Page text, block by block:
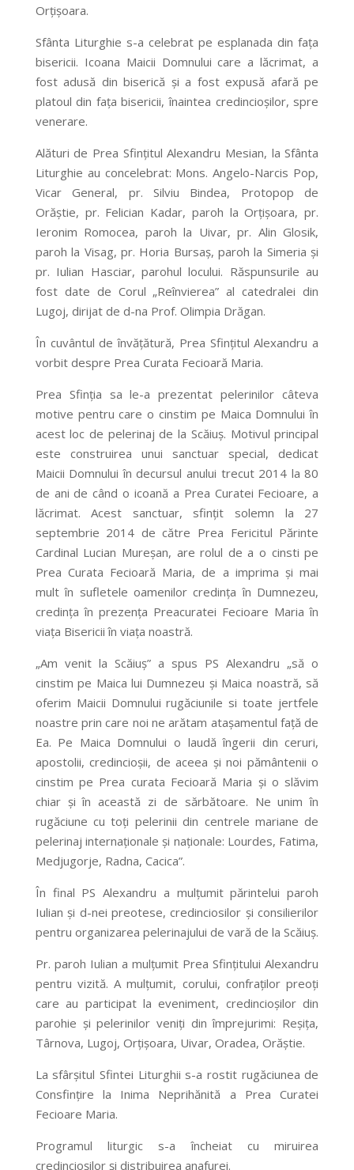
Orţişoara.
Sfânta Liturghie s-a celebrat pe esplanada din faţa
bisericii. Icoana Maicii Domnului care a lăcrimat, a
fost adusă din biserică şi a fost expusă afară pe
platoul din faţa bisericii, înaintea credincioşilor, spre
venerare.
Alături de Prea Sfinţitul Alexandru Mesian, la Sfânta
Liturghie au concelebrat: Mons. Angelo-Narcis Pop,
Vicar General, pr. Silviu Bindea, Protopop de
Orăştie, pr. Felician Kadar, paroh la Orţişoara, pr.
Ieronim Romocea, paroh la Uivar, pr. Alin Glosik,
paroh la Visag, pr. Horia Bursaş, paroh la Simeria şi
pr. Iulian Hasciar, parohul locului. Răspunsurile au
fost date de Corul „Reînvierea” al catedralei din
Lugoj, dirijat de d-na Prof. Olimpia Drăgan.
În cuvântul de învățătură, Prea Sfinţitul Alexandru a
vorbit despre Prea Curata Fecioară Maria.
Prea Sfinţia sa le-a prezentat pelerinilor câteva
motive pentru care o cinstim pe Maica Domnului în
acest loc de pelerinaj de la Scăiuş. Motivul principal
este construirea unui sanctuar special, dedicat
Maicii Domnului în decursul anului trecut 2014 la 80
de ani de când o icoană a Prea Curatei Fecioare, a
lăcrimat. Acest sanctuar, sfinţit solemn la 27
septembrie 2014 de către Prea Fericitul Părinte
Cardinal Lucian Mureşan, are rolul de a o cinsti pe
Prea Curata Fecioară Maria, de a imprima şi mai
mult în sufletele oamenilor credinţa în Dumnezeu,
credinţa în prezenţa Preacuratei Fecioare Maria în
viaţa Bisericii în viaţa noastră.
„Am venit la Scăiuş” a spus PS Alexandru „să o
cinstim pe Maica lui Dumnezeu şi Maica noastră, să
oferim Maicii Domnului rugăciunile si toate jertfele
noastre prin care noi ne arătam atașamentul faţă de
Ea. Pe Maica Domnului o laudă îngerii din ceruri,
apostolii, credincioșii, de aceea şi noi pământenii o
cinstim pe Prea curata Fecioară Maria şi o slăvim
chiar şi în această zi de sărbătoare. Ne unim în
rugăciune cu toţi pelerinii din centrele mariane de
pelerinaj internaţionale şi naţionale: Lourdes, Fatima,
Medjugorje, Radna, Cacica”.
În final PS Alexandru a mulţumit părintelui paroh
Iulian şi d-nei preotese, credinciosilor şi consilierilor
pentru organizarea pelerinajului de vară de la Scăiuş.
Pr. paroh Iulian a mulţumit Prea Sfinţitului Alexandru
pentru vizită. A mulţumit, corului, confraţilor preoţi
care au participat la eveniment, credincioşilor din
parohie şi pelerinilor veniţi din împrejurimi: Reşiţa,
Târnova, Lugoj, Orţişoara, Uivar, Oradea, Orăştie.
La sfârşitul Sfintei Liturghii s-a rostit rugăciunea de
Consfinţire la Inima Neprihănită a Prea Curatei
Fecioare Maria.
Programul liturgic s-a încheiat cu miruirea
credincioşilor şi distribuirea anafurei.